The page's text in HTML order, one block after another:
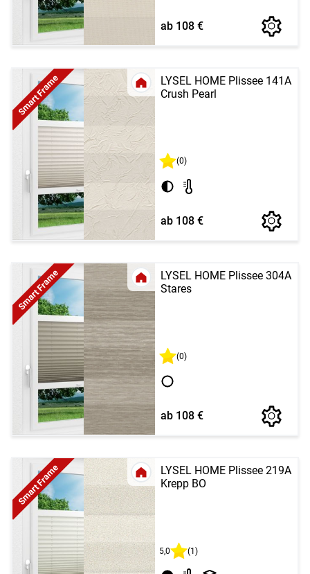
ab 108 €
LYSEL HOME Plissee 141A
Crush Pearl
Smart Frame
(0)
ab 108 €
LYSEL HOME Plissee 304A
Stares
Smart Frame
(0)
ab 108 €
LYSEL HOME Plissee 219A
Krepp BO
Smart Frame
5,0 (1)